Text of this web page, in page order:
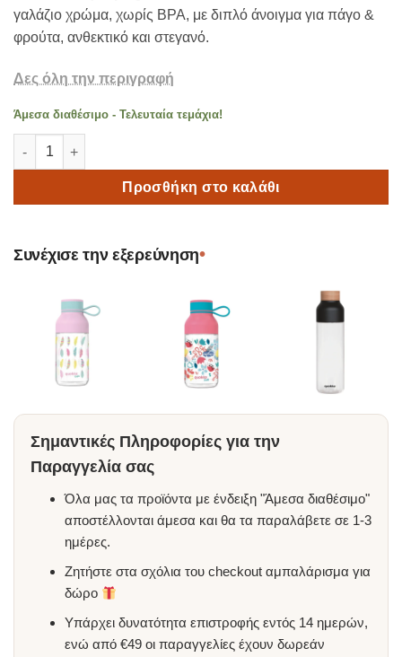
γαλάζιο χρώμα, χωρίς BPA, με διπλό άνοιγμα για πάγο &
φρούτα, ανθεκτικό και στεγανό.
Δες όλη την περιγραφή
Άμεσα διαθέσιμο - Τελευταία τεμάχια!
Quokka Ice Kids Balloons Παιδικό Παγούρι Πλαστικό Γαλάζιο
Προσθήκη στο καλάθι
Συνέχισε την εξερεύνηση•
Σημαντικές Πληροφορίες για την
Παραγγελία σας
Όλα μας τα προϊόντα με ένδειξη "Άμεσα διαθέσιμο"
αποστέλλονται άμεσα και θα τα παραλάβετε σε 1-3
ημέρες.
Ζητήστε στα σχόλια του checkout αμπαλάρισμα για
δώρο
Υπάρχει δυνατότητα επιστροφής εντός 14 ημερών,
ενώ από €49 οι παραγγελίες έχουν δωρεάν